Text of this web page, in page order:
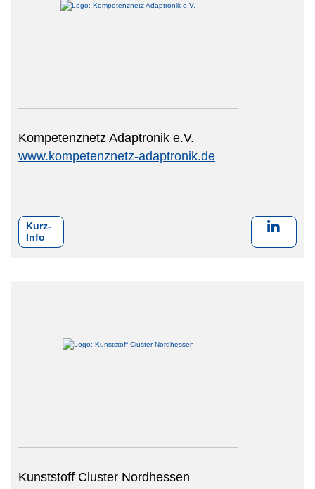
Kompetenznetz Adaptronik e.V.
www.kompetenznetz-adaptronik.de
Kurz-
Info
Kunststoff Cluster Nordhessen